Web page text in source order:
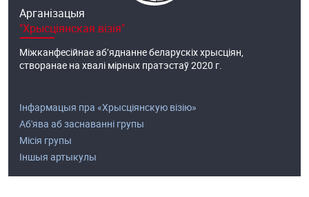
Арганізацыя
"Хрысціянская візія"
Міжканфесійнае аб’яднанне беларускіх хрысціян,
створанае на хвалі мірных пратэстаў 2020 г.
Інфармацыя пра «Хрысціянскую візію»
Аб'ява аб заснаванні групы
Місія групы
Іншыя артыкулы